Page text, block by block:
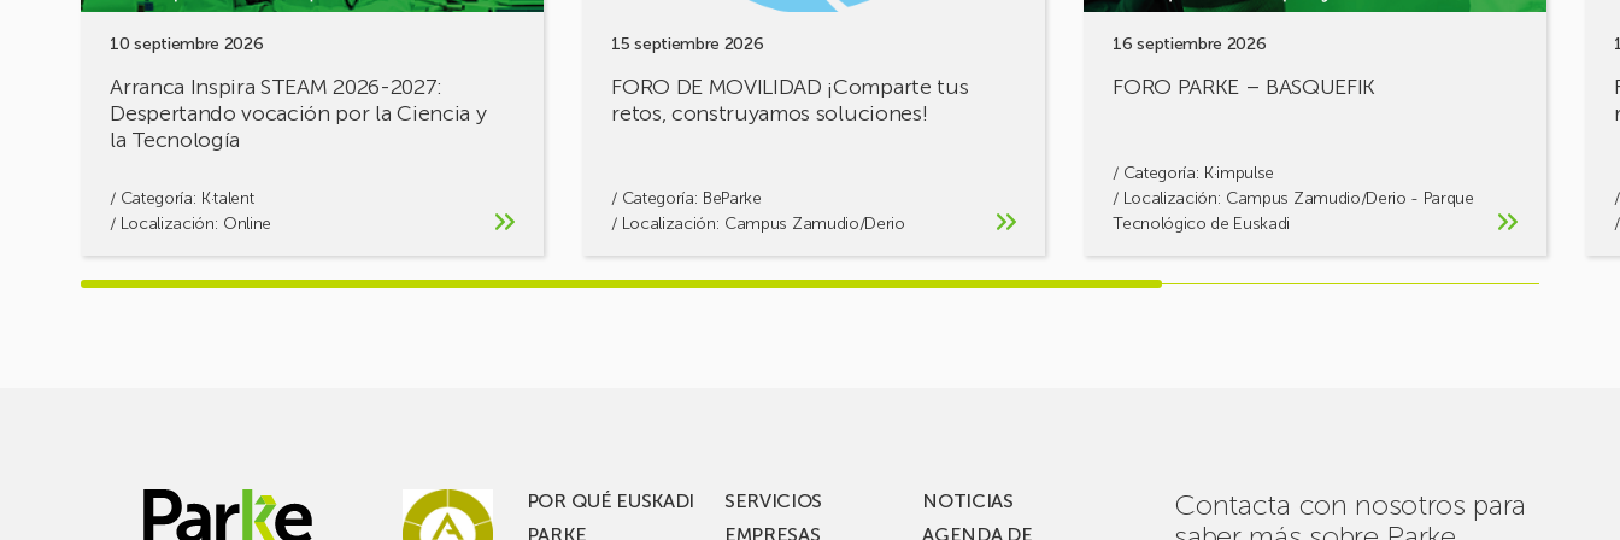
10 septiembre 2026
Arranca Inspira STEAM 2026-2027:
Despertando vocación por la Ciencia y
la Tecnología
/ Categoría: K·talent
/ Localización: Online
y
15 septiembre 2026
FORO DE MOVILIDAD ¡Comparte tus
retos, construyamos soluciones!
/ Categoría: BeParke
/ Localización: Campus Zamudio/Derio
16 septiembre 2026
FORO PARKE – BASQUEFIK
/ Categoría: K·impulse
/ Localización: Campus Zamudio/Derio - Parque
Tecnológico de Euskadi
POR QUÉ EUSKADI
PARKE
SERVICIOS
EMPRESAS
NOTICIAS
AGENDA DE
Contacta con nosotros para